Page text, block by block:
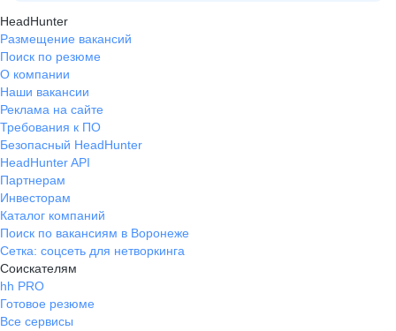
HeadHunter
Размещение вакансий
Поиск по резюме
О компании
Наши вакансии
Реклама на сайте
Требования к ПО
Безопасный HeadHunter
HeadHunter API
Партнерам
Инвесторам
Каталог компаний
Поиск по вакансиям в Воронеже
Сетка: соцсеть для нетворкинга
Соискателям
hh PRO
Готовое резюме
Все сервисы